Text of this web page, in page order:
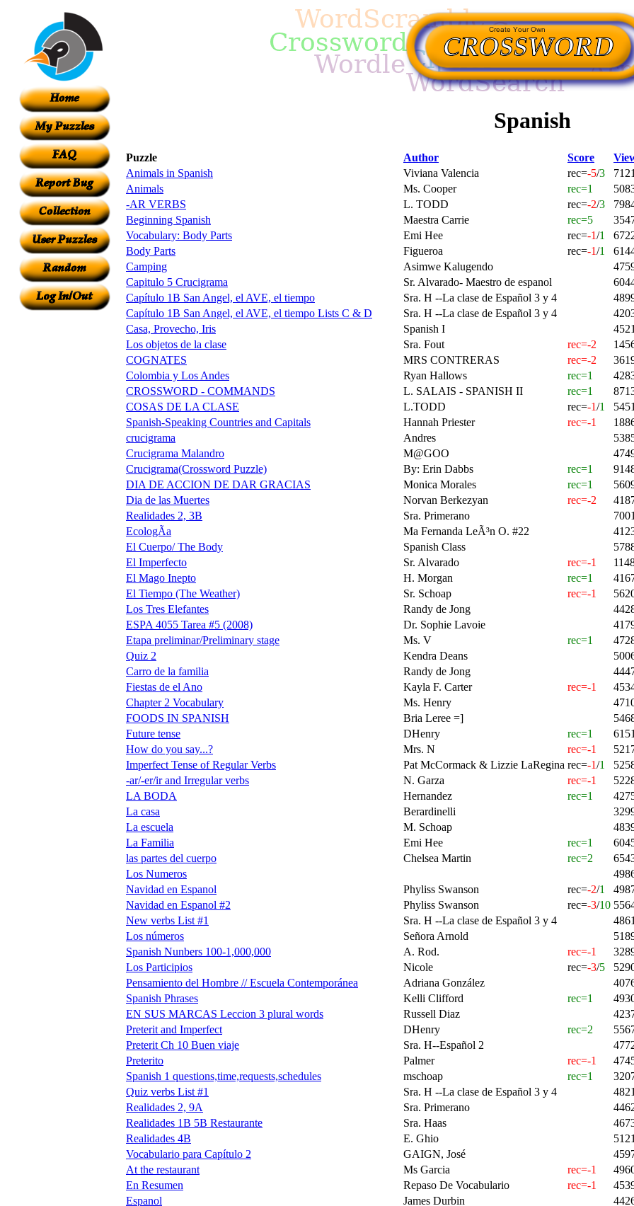
Spanish
Puzzle Author Score
Animals in Spanish
Viviana Valencia rec=-5/3
7121
Animals
Ms. Cooper rec=1
-AR VERBS
L. TODD rec=-2/3
Beginning Spanish
Maestra Carrie rec=5
Vocabulary: Body Parts
Emi Hee rec=-1/1
Body Parts
Figueroa rec=-1/1
Camping
Asimwe Kalugendo
Capitulo 5 Crucigrama
Sr. Alvarado- Maestro de espanol
Capítulo 1B San Angel, el AVE, el tiempo
Sra. H --La clase de Español 3 y 4
Capítulo 1B San Angel, el AVE, el tiempo Lists C & D
Sra. H --La clase de Español 3 y 4
Casa, Provecho, Iris
Spanish I
4521
Los objetos de la clase
Sra. Fout rec=-2
COGNATES
MRS CONTRERAS rec=-2
Colombia y Los Andes
Ryan Hallows rec=1
CROSSWORD - COMMANDS
L. SALAIS - SPANISH II rec=1
COSAS DE LA CLASE
L.TODD rec=-1/1
5451
Spanish-Speaking Countries and Capitals
Hannah Priester rec=-1
crucigrama
Andres
Crucigrama Malandro
M@GOO
Crucigrama(Crossword Puzzle)
By: Erin Dabbs rec=1
DIA DE ACCION DE DAR GRACIAS
Monica Morales rec=1
Dia de las Muertes
Norvan Berkezyan rec=-2
Realidades 2, 3B
Sra. Primerano
7001
EcologÃ­a
Ma Fernanda LeÃ³n O. #22
El Cuerpo/ The Body
Spanish Class
El Imperfecto
Sr. Alvarado rec=-1
El Mago Inepto
H. Morgan rec=1
El Tiempo (The Weather)
Sr. Schoap rec=-1
Los Tres Elefantes
Randy de Jong
ESPA 4055 Tarea #5 (2008)
Dr. Sophie Lavoie
Etapa preliminar/Preliminary stage
Ms. V rec=1
Quiz 2
Kendra Deans
Carro de la familia
Randy de Jong
Fiestas de el Ano
Kayla F. Carter rec=-1
Chapter 2 Vocabulary
Ms. Henry
FOODS IN SPANISH
Bria Leree =]
Future tense
DHenry rec=1
6151
How do you say...?
Mrs. N rec=-1
Imperfect Tense of Regular Verbs
Pat McCormack & Lizzie LaRegina rec=-1/1
-ar/-er/ir and Irregular verbs
N. Garza rec=-1
LA BODA
Hernandez rec=1
La casa
Berardinelli
La escuela
M. Schoap
La Familia
Emi Hee rec=1
las partes del cuerpo
Chelsea Martin rec=2
Los Numeros
Navidad en Espanol
Phyliss Swanson rec=-2/1
Navidad en Espanol #2
Phyliss Swanson rec=-3/10
New verbs List #1
Sra. H --La clase de Español 3 y 4
4861
Los números
Señora Arnold
Spanish Nunbers 100-1,000,000
A. Rod. rec=-1
Los Participios
Nicole rec=-3/5
Pensamiento del Hombre // Escuela Contemporánea
Adriana González
Spanish Phrases
Kelli Clifford rec=1
EN SUS MARCAS Leccion 3 plural words
Russell Diaz
Preterit and Imperfect
DHenry rec=2
Preterit Ch 10 Buen viaje
Sra. H--Español 2
Preterito
Palmer rec=-1
Spanish 1 questions,time,requests,schedules
mschoap rec=1
Quiz verbs List #1
Sra. H --La clase de Español 3 y 4
4821
Realidades 2, 9A
Sra. Primerano
Realidades 1B 5B Restaurante
Sra. Haas
Realidades 4B
E. Ghio
5121
Vocabulario para Capítulo 2
GAIGN, José
At the restaurant
Ms Garcia rec=-1
En Resumen
Repaso De Vocabulario rec=-1
Espanol
James Durbin